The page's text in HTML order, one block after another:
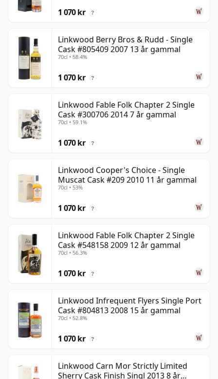
1 070 kr ?
Linkwood Berry Bros & Rudd - Single
Cask #805409 2007 13 år gammal
70cl • 58.4%
1 070 kr ?
Linkwood Fable Folk Chapter 2 Single
Cask #300706 2014 7 år gammal
70cl • 59.1%
1 070 kr ?
Linkwood Cooper's Choice - Single
Muscat Cask #209 2010 11 år gammal
70cl • 53%
1 070 kr ?
Linkwood Fable Folk Chapter 2 Single
Cask #548158 2009 12 år gammal
70cl • 56.3%
1 070 kr ?
Linkwood Infrequent Flyers Single Port
Cask #804813 2008 15 år gammal
70cl • 52.8%
1 070 kr ?
Linkwood Carn Mor Strictly Limited
Sherry Cask Finish Singl 2013 8 år